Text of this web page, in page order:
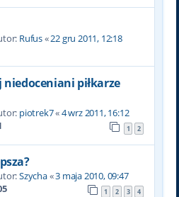
Rufus«22 gru 2011, 12:18
piłkarze
piotrek7«4 wrz 2011, 16:12
1 2
Szycha«3 maja 2010, 09:47
1 2 3 4